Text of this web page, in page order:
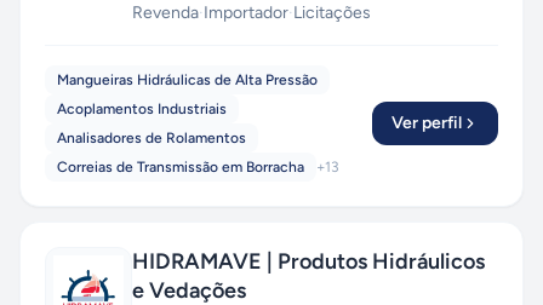
Revenda·Importador·Licitações
Mangueiras Hidráulicas de Alta Pressão
Acoplamentos Industriais
Analisadores de Rolamentos
Correias de Transmissão em Borracha
+13
Ver perfil
HIDRAMAVE | Produtos Hidráulicos
e Vedações